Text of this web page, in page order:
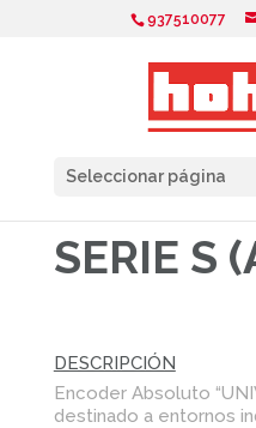
937510077
Seleccionar página
SERIE S
DESCRIPCIÓN
Encoder Absoluto
destinado a entornos